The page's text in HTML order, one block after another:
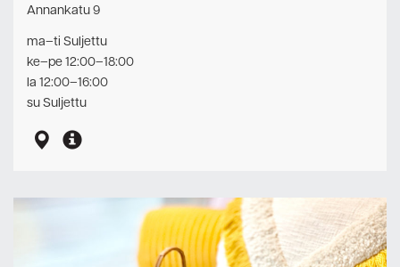
Annankatu 9
ma–ti Suljettu
ke–pe 12:00–18:00
la 12:00–16:00
su Suljettu